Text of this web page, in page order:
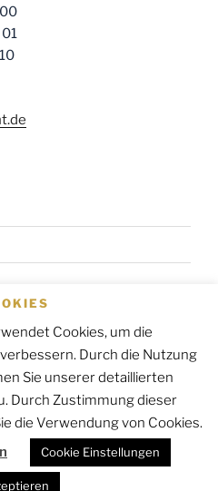
Cookies, um die
Durch die Nutzung
Sie unserer detaillierten
Durch Zustimmung dieser
die Verwendung von Cookies.
Cookie Einstellungen